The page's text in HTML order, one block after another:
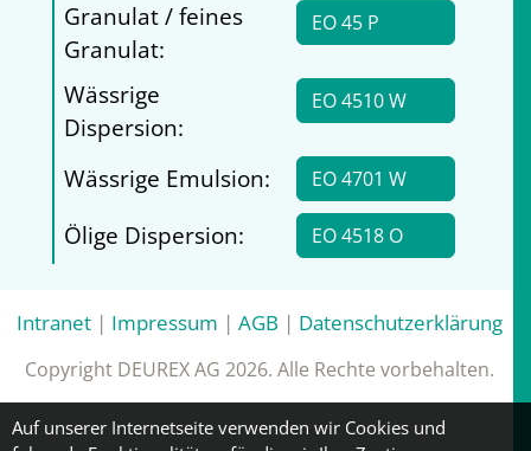
Granulat / feines
Granulat:
EO 45 P
Wässrige
Dispersion:
EO 4510 W
Wässrige Emulsion: EO 4701 W
Ölige Dispersion: EO 4518 O
Intranet | Impressum | AGB | Datenschutzerklärung
Copyright DEUREX AG 2026. Alle Rechte vorbehalten.
Auf unserer Internetseite verwenden wir Cookies und